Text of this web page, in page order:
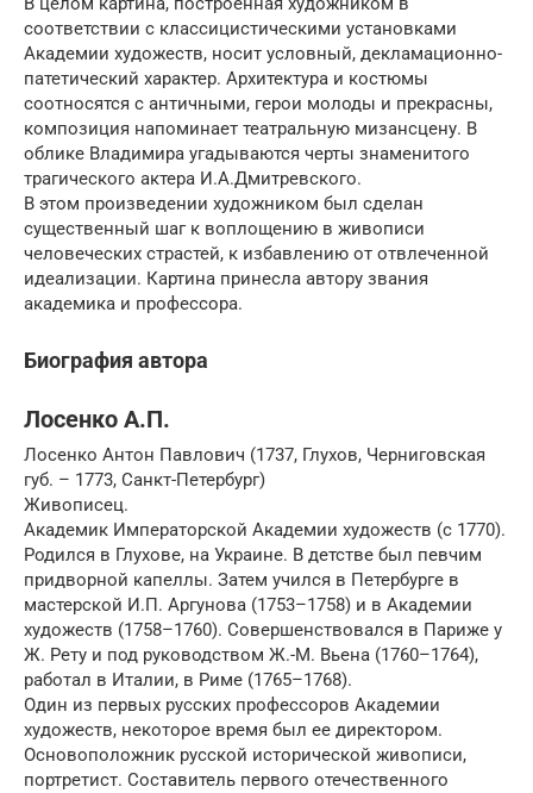
соответствии с классицистическими установками
Академии художеств, носит условный, декламационно-
патетический характер. Архитектура и костюмы
соотносятся с античными, герои молоды и прекрасны,
композиция напоминает театральную мизансцену. В
облике Владимира угадываются черты знаменитого
трагического актера И.А.Дмитревского.
В этом произведении художником был сделан
существенный шаг к воплощению в живописи
человеческих страстей, к избавлению от отвлеченной
идеализации. Картина принесла автору звания
академика и профессора.
Биография автора
Лосенко А.П.
Лосенко Антон Павлович (1737, Глухов, Черниговская
губ. – 1773, Санкт-Петербург)
Живописец.
Академик Императорской Академии художеств (с 1770).
Родился в Глухове, на Украине. В детстве был певчим
придворной капеллы. Затем учился в Петербурге в
мастерской И.П. Аргунова (1753–1758) и в Академии
художеств (1758–1760). Совершенствовался в Париже у
Ж. Рету и под руководством Ж.-М. Вьена (1760–1764),
работал в Италии, в Риме (1765–1768).
Один из первых русских профессоров Академии
художеств, некоторое время был ее директором.
Основоположник русской исторической живописи,
портретист. Составитель первого отечественного